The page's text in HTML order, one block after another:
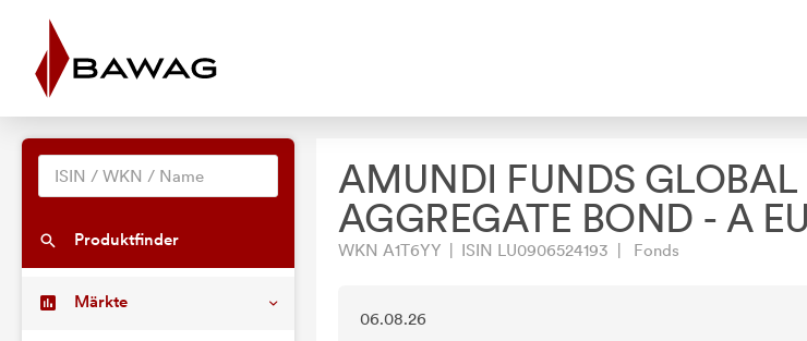
Produktfinder
Märkte
AMUNDI FUNDS GLOBAL
AGGREGATE BOND - A
WKN A1T6YY | ISIN LU0906524193 | Fonds
06.08.26